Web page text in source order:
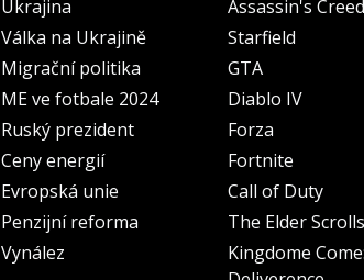
Ukrajina
Válka na Ukrajině
Migrační politika
ME ve fotbale 2024
Ruský prezident
Ceny energií
Evropská unie
Penzijní reforma
Vynález
Assassin's Creed
Starfield
GTA
Diablo IV
Forza
Fortnite
Call of Duty
The Elder Scrolls
Kingdome Come: